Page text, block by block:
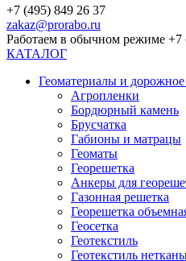
+7 (495) 849 26 37
zakaz@prorabo.ru
Работаем в обычном режиме +7
КАТАЛОГ
Геоматериалы и дорожное
Агропленки
Бордюрный камень
Брусчатка
Габионы и матрацы
Геоматы
Георешетка
Анкеры для
Газонная решетка
Георешетка
Геосетка
Геотекстиль
Геотекстиль